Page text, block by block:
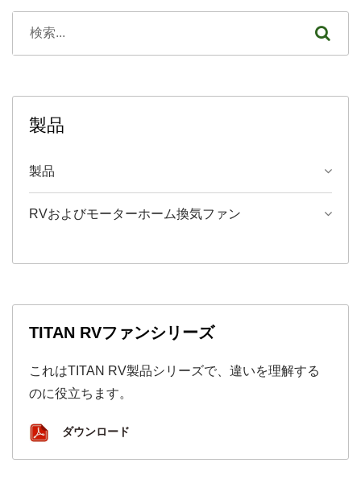
製品
製品
RVおよびモーターホーム換気ファン
TITAN RVファンシリーズ
これはTITAN RV製品シリーズで、違いを理解する
のに役立ちます。
ダウンロード